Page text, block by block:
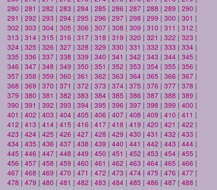
280 | 281 | 282 | 283 | 284 | 285 | 286 | 287 | 288 | 289 | 290 |
291 | 292 | 293 | 294 | 295 | 296 | 297 | 298 | 299 | 300 | 301 |
302 | 303 | 304 | 305 | 306 | 307 | 308 | 309 | 310 | 311 | 312 |
313 | 314 | 315 | 316 | 317 | 318 | 319 | 320 | 321 | 322 | 323 |
324 | 325 | 326 | 327 | 328 | 329 | 330 | 331 | 332 | 333 | 334 |
335 | 336 | 337 | 338 | 339 | 340 | 341 | 342 | 343 | 344 | 345 |
346 | 347 | 348 | 349 | 350 | 351 | 352 | 353 | 354 | 355 | 356 |
357 | 358 | 359 | 360 | 361 | 362 | 363 | 364 | 365 | 366 | 367 |
368 | 369 | 370 | 371 | 372 | 373 | 374 | 375 | 376 | 377 | 378 |
379 | 380 | 381 | 382 | 383 | 384 | 385 | 386 | 387 | 388 | 389 |
390 | 391 | 392 | 393 | 394 | 395 | 396 | 397 | 398 | 399 | 400 |
401 | 402 | 403 | 404 | 405 | 406 | 407 | 408 | 409 | 410 | 411 |
412 | 413 | 414 | 415 | 416 | 417 | 418 | 419 | 420 | 421 | 422 |
423 | 424 | 425 | 426 | 427 | 428 | 429 | 430 | 431 | 432 | 433 |
434 | 435 | 436 | 437 | 438 | 439 | 440 | 441 | 442 | 443 | 444 |
445 | 446 | 447 | 448 | 449 | 450 | 451 | 452 | 453 | 454 | 455 |
456 | 457 | 458 | 459 | 460 | 461 | 462 | 463 | 464 | 465 | 466 |
467 | 468 | 469 | 470 | 471 | 472 | 473 | 474 | 475 | 476 | 477 |
478 | 479 | 480 | 481 | 482 | 483 | 484 | 485 | 486 | 487 | 488 |